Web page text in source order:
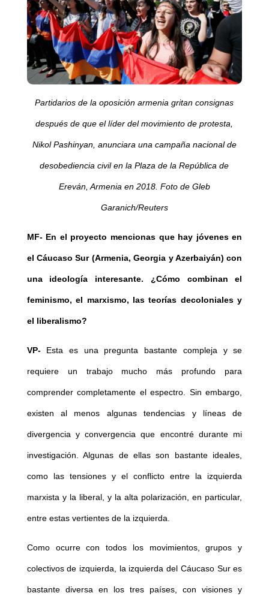
Partidarios de la oposición armenia gritan consignas
después de que el líder del movimiento de protesta,
Nikol Pashinyan, anunciara una campaña nacional de
desobediencia civil en la Plaza de la República de
Ereván, Armenia en 2018. Foto de Gleb
Garanich/Reuters
MF- En el proyecto mencionas que hay jóvenes en
el Cáucaso Sur (Armenia, Georgia y Azerbaiyán) con
una ideología interesante. ¿Cómo combinan el
feminismo, el marxismo, las teorías decoloniales y
el liberalismo?
VP-Esta es una pregunta bastante compleja y se
requiere un trabajo mucho más profundo para
comprender completamente el espectro. Sin embargo,
existen al menos algunas tendencias y líneas de
divergencia y convergencia que encontré durante mi
investigación. Algunas de ellas son bastante ideales,
como las tensiones y el conflicto entre la izquierda
marxista y la liberal, y la alta polarización, en particular,
entre estas vertientes de la izquierda.
Como ocurre con todos los movimientos, grupos y
colectivos de izquierda, la izquierda del Cáucaso Sur es
bastante diversa en los tres países, con visiones y